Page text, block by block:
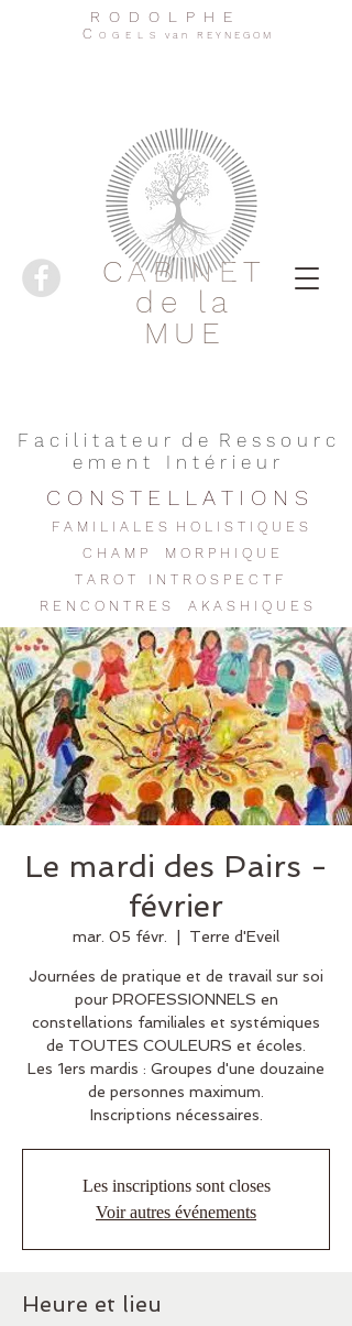
CABINET
de la
MUE
C O N S T E L L A T I O N S
F A M I L I A L E S H O L I S T I Q U E S
C H A M P M O R P H I Q U E
T A R O T I N T R O S P E C T F
R E N C O N T R E S A K A S H I Q U E S
R O D O L P H E
C O G E L S v a n R E Y N E G O M
F a c i l i t a t e u r d e R e s s o u r c
e m e n t I n t é r i e u r
Le mardi des Pairs -
février
mar. 05 févr. Terre d'Eveil
Journées de pratique et de travail sur soi
pour PROFESSIONNELS en
constellations familiales et systémiques
de TOUTES COULEURS et écoles.
Les 1ers mardis : Groupes d'une douzaine
de personnes maximum.
Inscriptions nécessaires.
Les inscriptions sont closes
Voir autres événements
Heure et lieu